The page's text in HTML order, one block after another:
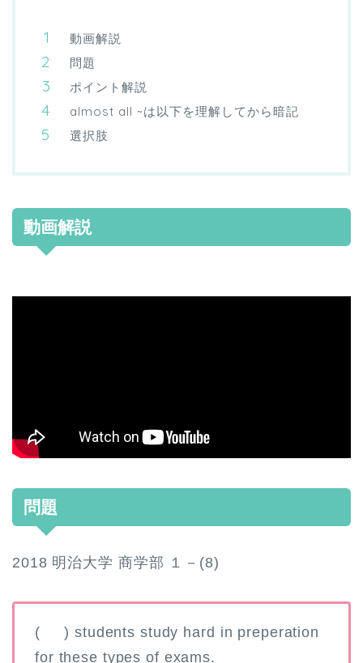
動画解説
問題
ポイント解説
almost all ~は以下を理解してから暗記
選択肢
動画解説
問題
2018 明治大学 商学部 １－(8)
( ) students study hard in preperation
for these types of exams.